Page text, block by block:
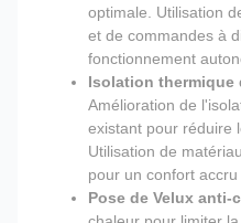
optimale. Utilisation
et de commandes à
fonctionnement
Isolation thermique
Amélioration de
existant pour réduire
Utilisation de
pour un confort
Pose de Velux anti-